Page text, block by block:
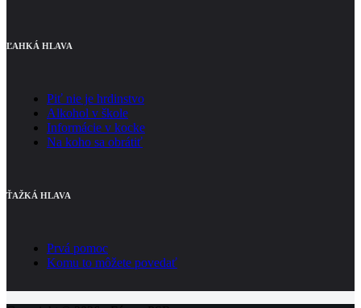
ĽAHKÁ HLAVA
Piť nie je hrdinstvo
Alkohol v škole
Informácie v kocke
Na koho sa obrátiť
ŤAŽKÁ HLAVA
Prvá pomoc
Komu to môžete povedať